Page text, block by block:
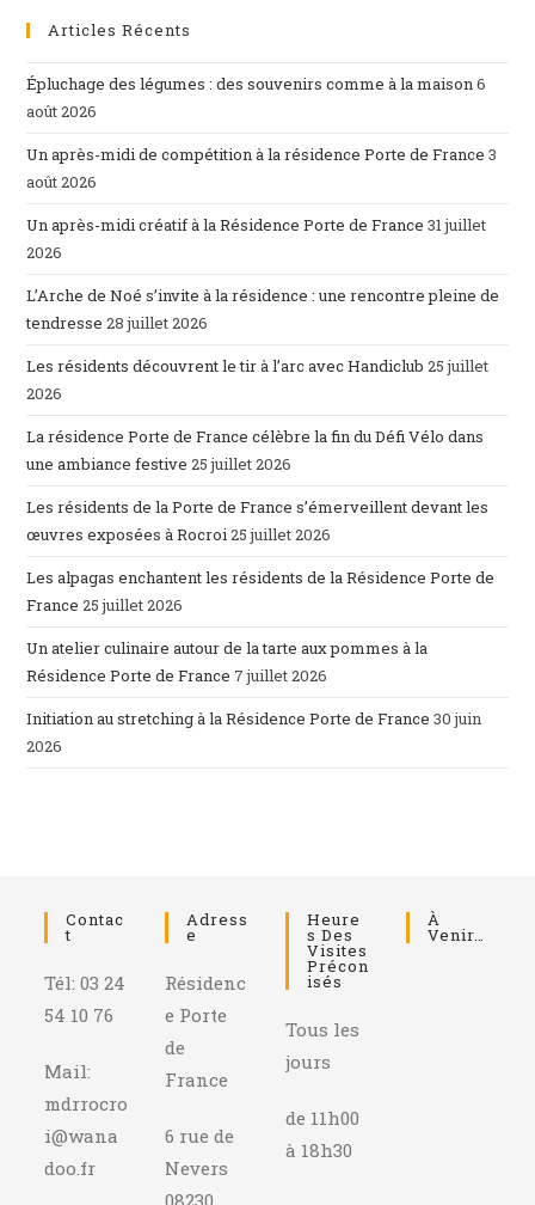
Articles Récents
Épluchage des légumes : des souvenirs comme à la maison6
août 2026
Un après-midi de compétition à la résidence Porte de France 3
août 2026
Un après-midi créatif à la Résidence Porte de France 31 juillet
2026
L’Arche de Noé s’invite à la résidence : une rencontre pleine de
tendresse 28 juillet 2026
Les résidents découvrent le tir à l’arc avec Handiclub 25 juillet
2026
La résidence Porte de France célèbre la fin du Défi Vélo dans
une ambiance festive 25 juillet 2026
Les résidents de la Porte de France s’émerveillent devant les
œuvres exposées à Rocroi25 juillet 2026
Les alpagas enchantent les résidents de la Résidence Porte de
France 25 juillet 2026
Un atelier culinaire autour de la tarte aux pommes à la
Résidence Porte de France 7 juillet 2026
Initiation au stretching à la Résidence Porte de France 30 juin
2026
Contac
T
Tél: 03 24
54 10 76
Mail:
mdrrocro
i@wana
doo.fr
Adress
E
Résidenc
e Porte
de
France
6 rue de
Nevers
08230
Heure
S Des
Visites
Précon
Isés
Tous les
jours
de 11h00
à 18h30
À
Venir…